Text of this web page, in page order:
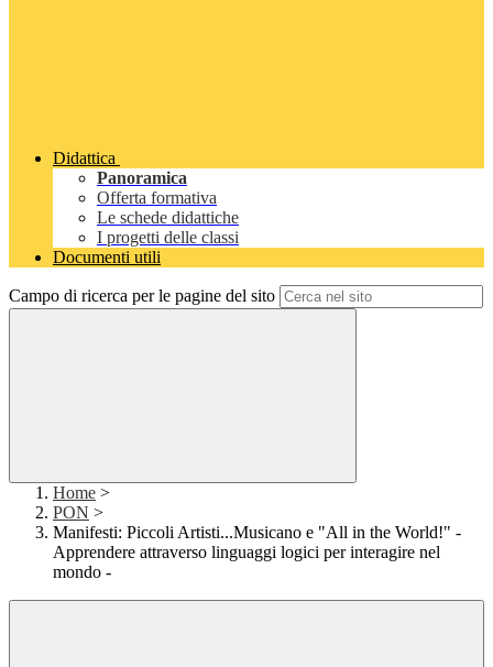
Didattica
Panoramica
Offerta formativa
Le schede didattiche
I progetti delle classi
Documenti utili
Campo di ricerca per le pagine del sito
Home >
PON >
Manifesti: Piccoli Artisti...Musicano e "All in the World!" -
Apprendere attraverso linguaggi logici per interagire nel
mondo -